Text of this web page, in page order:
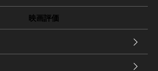
映画評価